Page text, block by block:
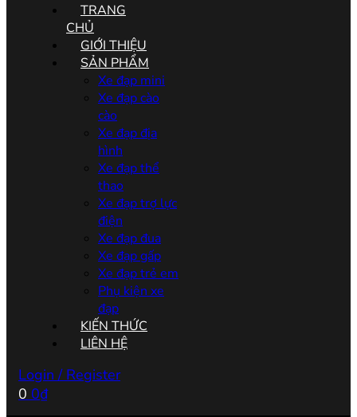
Menu
TRANG
CHỦ
GIỚI THIỆU
SẢN PHẨM
Xe đạp mini
Xe đạp cào
cào
Xe đạp địa
hình
Xe đạp thể
thao
Xe đạp trợ lực
điện
Xe đạp đua
Xe đạp gấp
Xe đạp trẻ em
Phụ kiện xe
đạp
KIẾN THỨC
LIÊN HỆ
Login / Register
0 0₫